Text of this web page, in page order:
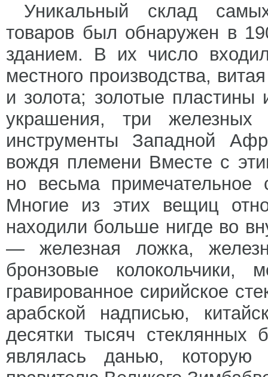
Уникальный склад
товаров был обнаружен в
зданием. В их число
местного производства,
и золота; золотые
украшения, три
инструменты Западной
вождя племени Вместе с
но весьма примечательное
Многие из этих вещиц
находили больше нигде во
— железная ложка,
бронзовые колокольчики,
гравированное сирийское
арабской надписью,
десятки тысяч стеклянных
являлась данью, которую